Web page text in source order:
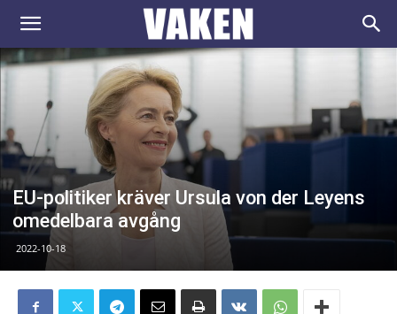
VAKEN.se
EU-politiker kräver Ursula von der Leyens
omedelbara avgång
2022-10-18